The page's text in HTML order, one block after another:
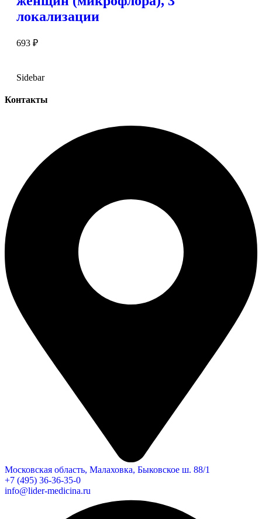
локализации
693 ₽
Sidebar
Контакты
Московская область, Малаховка, Быковское ш. 88/1
+7 (495) 36-36-35-0
info@lider-medicina.ru